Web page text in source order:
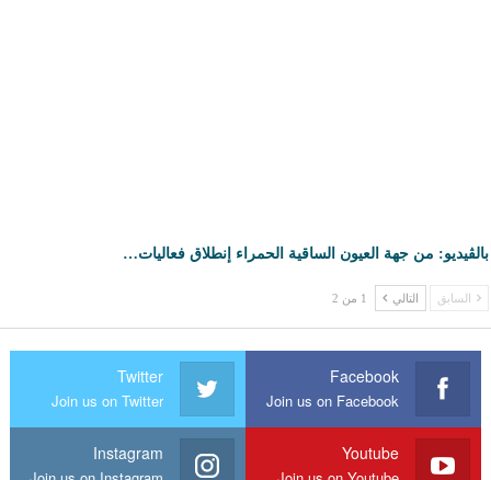
بالڤيديو: من جهة العيون الساقية الحمراء إنطلاق فعاليات…
السابق التالي 1 من 2
Facebook
Join us on Facebook
Twitter
Join us on Twitter
Youtube
Instagram